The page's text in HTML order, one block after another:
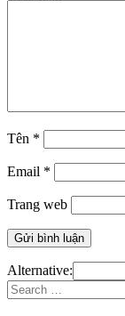
Tên *
Email *
Trang web
Alternative:
Search
for: